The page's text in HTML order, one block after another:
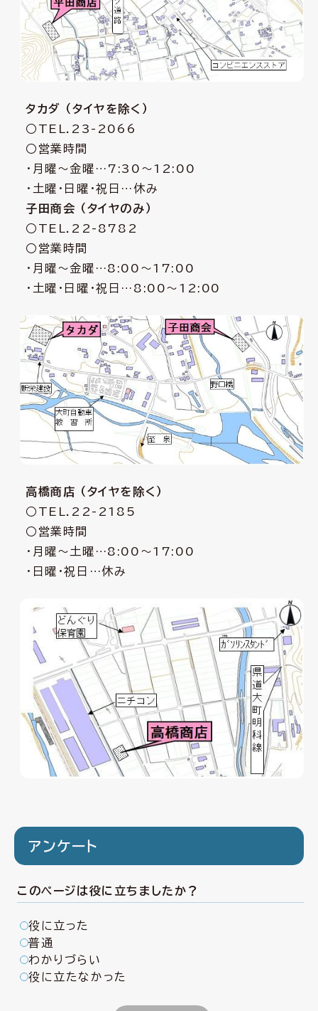
タカダ （タイヤを除く）
○TEL.23-2066
○営業時間
・月曜〜金曜…7:30〜12:00
・土曜・日曜・祝日…休み
子田商会 （タイヤのみ）
○TEL.22-8782
○営業時間
・月曜〜金曜…8:00〜17:00
・土曜・日曜・祝日…8:00〜12:00
高橋商店 （タイヤを除く）
○TEL.22-2185
○営業時間
・月曜〜土曜…8:00〜17:00
・日曜・祝日…休み
アンケート
このページは役に立ちましたか？
役に立った
普通
わかりづらい
役に立たなかった